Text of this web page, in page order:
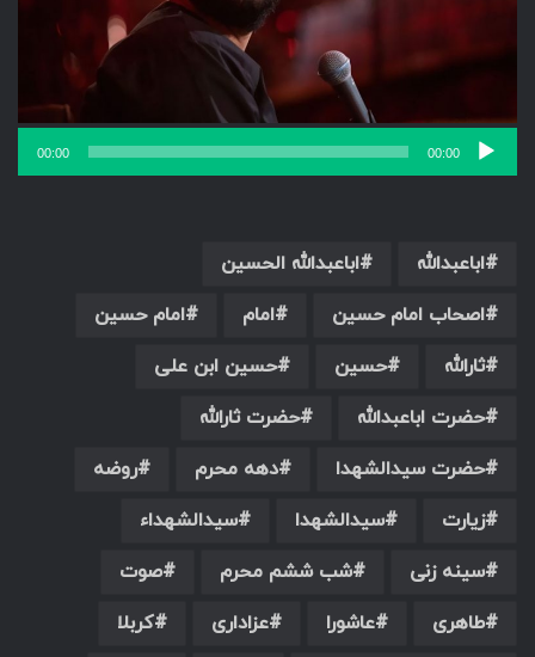
00:00
00:00
اباعبدالله
اباعبدالله الحسین
اصحاب امام حسین
امام
امام حسین
ثارالله
حسین
حسین ابن علی
حضرت اباعبدالله
حضرت ثارالله
حضرت سیدالشهدا
دهه محرم
روضه
زیارت
سیدالشهدا
سیدالشهداء
سینه زنی
شب ششم محرم
صوت
طاهری
عاشورا عزاداری
کربلا